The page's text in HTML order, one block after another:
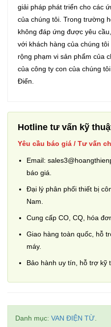
giải pháp phát triển cho các
của chúng tôi. Trong trường
không đáp ứng được yêu
với khách hàng của chúng
rộng phạm vi sản phẩm của
của công ty con của chúng tôi
Điển.
Hotline tư vấn kỹ
Yêu cầu báo giá / Tư vấn
Email:
báo giá.
Đại lý phân phối thiết bị
Nam.
Cung cấp CO, CQ, hóa
Giao hàng toàn quốc, hỗ
máy.
Bảo hành uy tín, hỗ trợ kỹ
Danh mục: VAN ĐIỆN TỪ